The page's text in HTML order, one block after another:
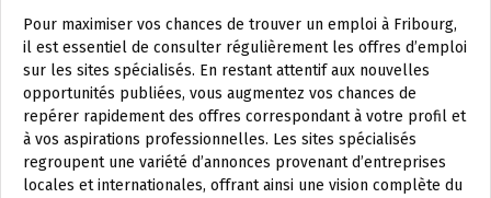
Pour maximiser vos chances de trouver un emploi à Fribourg,
il est essentiel de consulter régulièrement les offres d’emploi
sur les sites spécialisés. En restant attentif aux nouvelles
opportunités publiées, vous augmentez vos chances de
repérer rapidement des offres correspondant à votre profil et
à vos aspirations professionnelles. Les sites spécialisés
regroupent une variété d’annonces provenant d’entreprises
locales et internationales, offrant ainsi une vision complète du